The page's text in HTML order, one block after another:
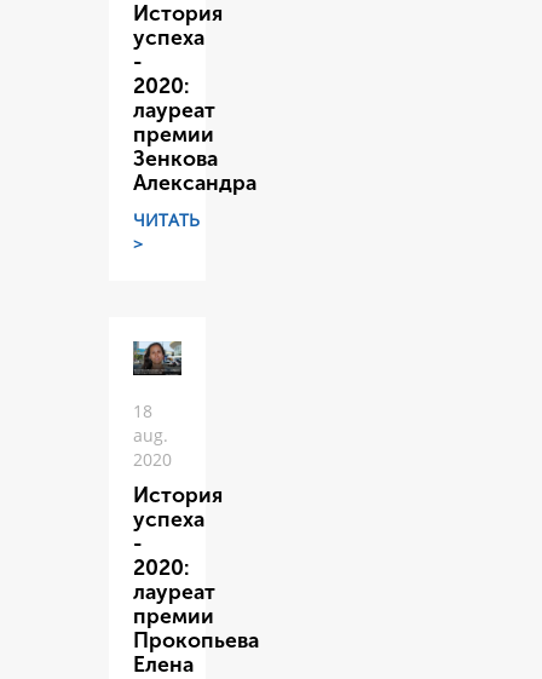
История
успеха
-
2020:
лауреат
премии
Зенкова
Александра
ЧИТАТЬ
>
18
aug.
2020
История
успеха
-
2020:
лауреат
премии
Прокопьева
Елена